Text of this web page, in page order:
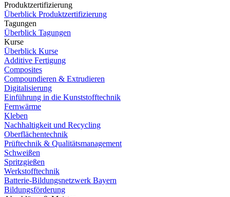
Produktzertifizierung
Überblick Produktzertifizierung
Tagungen
Überblick Tagungen
Kurse
Überblick Kurse
Additive Fertigung
Composites
Compoundieren & Extrudieren
Digitalisierung
Einführung in die Kunststofftechnik
Fernwärme
Kleben
Nachhaltigkeit und Recycling
Oberflächentechnik
Prüftechnik & Qualitätsmanagement
Schweißen
Spritzgießen
Werkstofftechnik
Batterie-Bildungsnetzwerk Bayern
Bildungsförderung